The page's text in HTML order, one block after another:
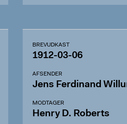
BREVUDKAST
1912-03-06
AFSENDER
Jens Ferdinand
MODTAGER
Henry D. Roberts